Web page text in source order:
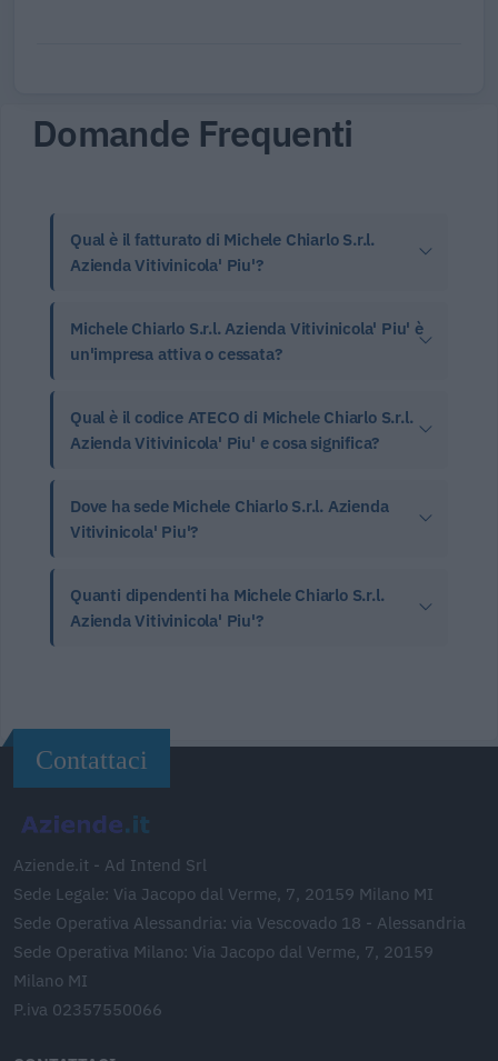
Domande Frequenti
Qual è il fatturato di Michele Chiarlo S.r.l.
Azienda Vitivinicola' Piu'?
Michele Chiarlo S.r.l. Azienda Vitivinicola' Piu' è
un'impresa attiva o cessata?
Qual è il codice ATECO di Michele Chiarlo S.r.l.
Azienda Vitivinicola' Piu' e cosa significa?
Dove ha sede Michele Chiarlo S.r.l. Azienda
Vitivinicola' Piu'?
Quanti dipendenti ha Michele Chiarlo S.r.l.
Azienda Vitivinicola' Piu'?
Contattaci
Aziende.it - Ad Intend Srl
Sede Legale: Via Jacopo dal Verme, 7, 20159 Milano MI
Sede Operativa Alessandria: via Vescovado 18 - Alessandria
Sede Operativa Milano: Via Jacopo dal Verme, 7, 20159
Milano MI
P.iva 02357550066